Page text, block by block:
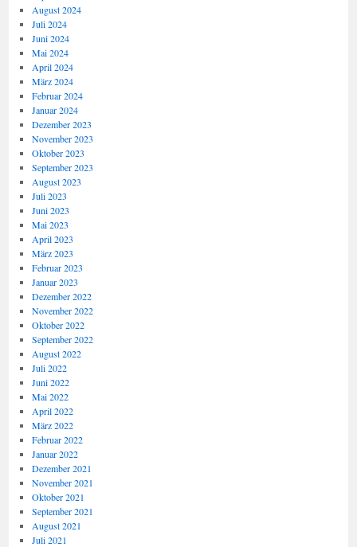
August 2024
Juli 2024
Juni 2024
Mai 2024
April 2024
März 2024
Februar 2024
Januar 2024
Dezember 2023
November 2023
Oktober 2023
September 2023
August 2023
Juli 2023
Juni 2023
Mai 2023
April 2023
März 2023
Februar 2023
Januar 2023
Dezember 2022
November 2022
Oktober 2022
September 2022
August 2022
Juli 2022
Juni 2022
Mai 2022
April 2022
März 2022
Februar 2022
Januar 2022
Dezember 2021
November 2021
Oktober 2021
September 2021
August 2021
Juli 2021